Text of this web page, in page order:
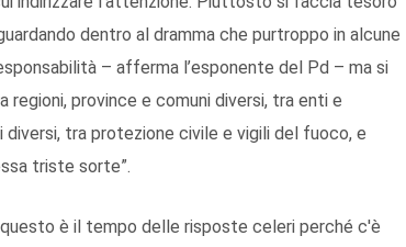
dentro al dramma che purtroppo in alcune
– afferma l’esponente del Pd – ma si
province e comuni diversi, tra enti e
tra protezione civile e vigili del fuoco, e
triste sorte”.
è il tempo delle risposte celeri perché c'è